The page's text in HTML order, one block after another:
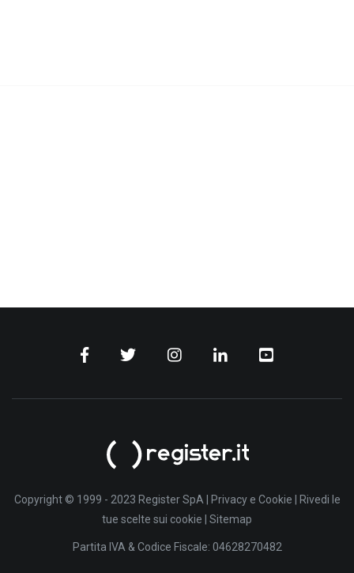
Copyright © 1999 - 2023 Register SpA | Privacy e Cookie
Rivedi le
tue scelte sui cookie
Sitemap
Partita IVA & Codice Fiscale: 04628270482